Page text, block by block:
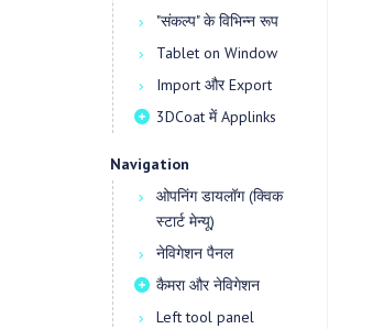
"संकल्प" के विभिन्न रूप
Tablet on Window
Import और Export
3DCoat में Applinks
Navigation
ओपनिंग डायलॉग (क्विक
स्टार्ट मेन्यू)
नेविगेशन पैनल
कैमरा और नेविगेशन
Left tool panel